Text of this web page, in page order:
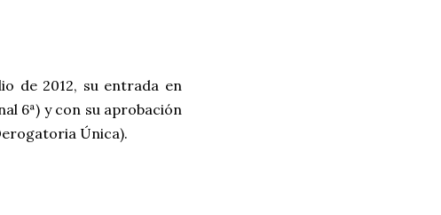
de 2012, su entrada en
6ª) y con su aprobación
Única).